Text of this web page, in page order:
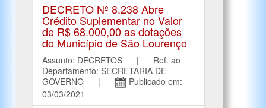
DECRETO Nº 8.238 Abre
Crédito Suplementar no Valor
de R$ 68.000,00 as dotações
do Município de São Lourenço
Assunto: DECRETOS | Ref. ao
Departamento: SECRETARIA DE
GOVERNO |
Publicado em:
03/03/2021